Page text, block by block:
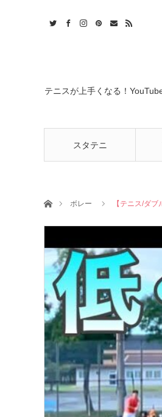
テニスが上手くなる！
スタテニ
ホームボレー 【テニス/ダ